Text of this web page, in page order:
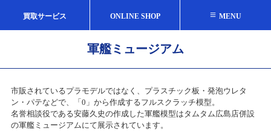
買取サービス ONLINE SHOP ≡ MENU
軍艦ミュージアム
市販されているプラモデルではなく、プラスチック板・発泡ウレタ
ン・パテなどで、「0」から作成するフルスクラッチ模型。
名誉相談役である安藤久史の作成した軍艦模型はタムタム広島店併設
の軍艦ミュージアムにて展示されています。